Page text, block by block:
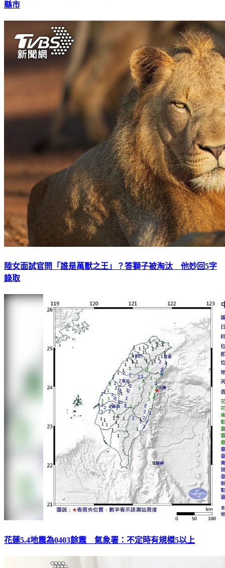
縣市
陸女面試官問「誰是萬獸之王」？答獅子被淘汰 他妙回5字
錄取
花蓮5.4地震為0403餘震 氣象署：不定時有規模5以上